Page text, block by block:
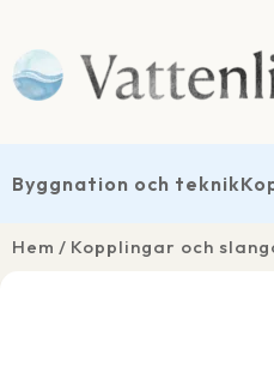
Byggnation och teknik
Hem Kopplingar och